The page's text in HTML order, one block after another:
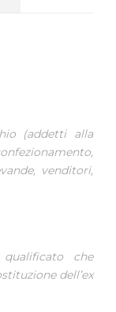
(addetti alla
venditori,
che
dell’ex